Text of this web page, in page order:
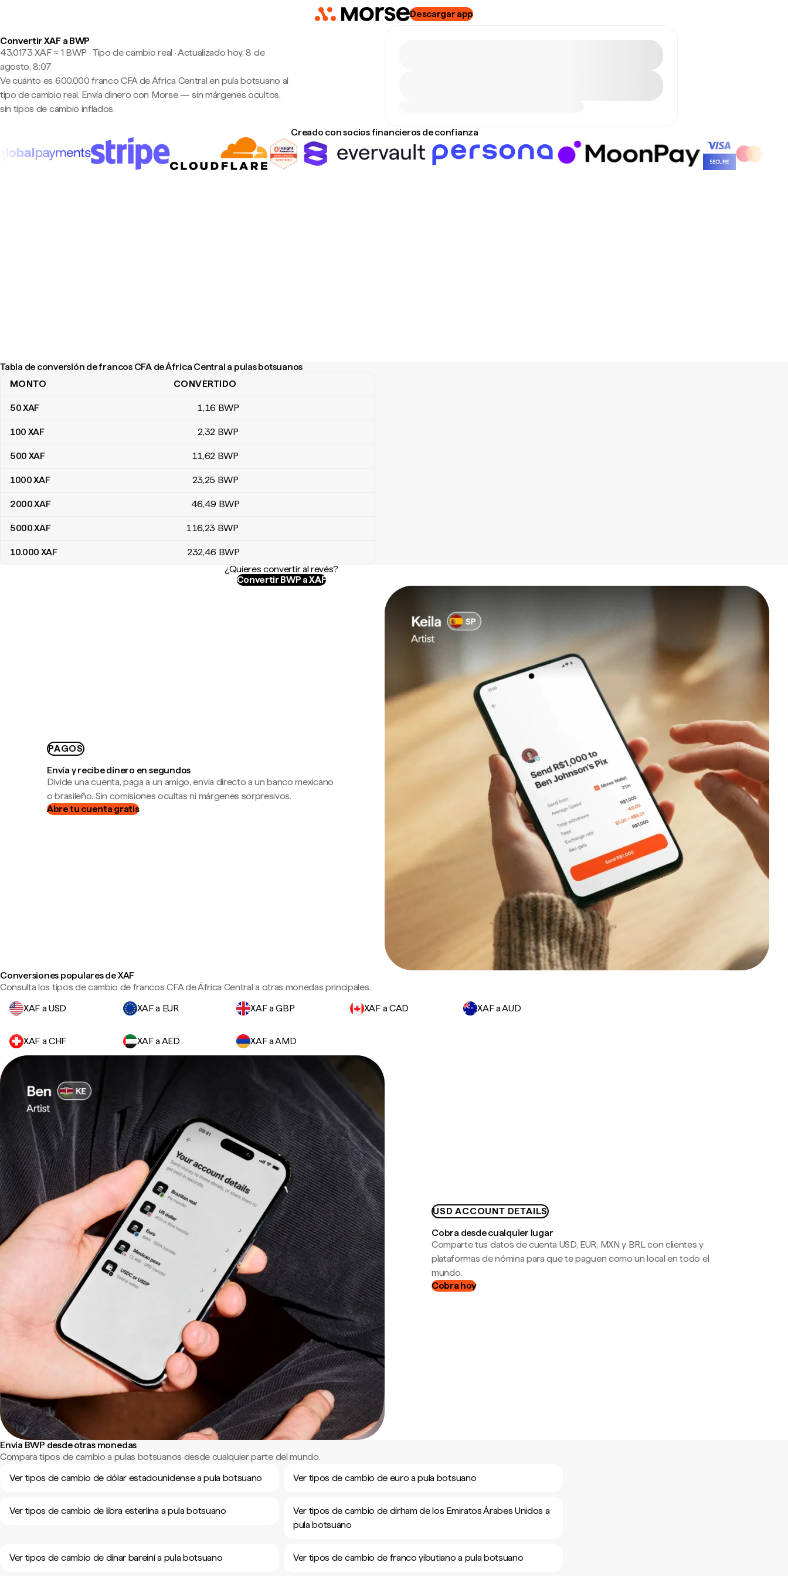
Descargar app
Convertir XAF a BWP
43,0173 XAF ≈ 1 BWP · Tipo de cambio real ·Actualizado hoy, 8 de
agosto, 8:07
Ve cuánto es 600.000 franco CFA de África Central en pula botsuano al
tipo de cambio real. Envía dinero con Morse — sin márgenes ocultos,
sin tipos de cambio inflados.
Creado con socios financieros de confianza
Tabla de conversión de francos CFA de África Central a pulas botsuanos
Tabla de conversión de francos CFA de África Central a pulas botsuanos
MONTO CONVERTIDO
50XAF 1,16 BWP
100 XAF 2,32 BWP
500 XAF 11,62 BWP
1000XAF 23,25 BWP
2000XAF 46,49 BWP
5000XAF 116,23 BWP
10.000 XAF 232,46 BWP
¿Quieres convertir al revés?
Convertir BWP a XAF
PAGOS
Envía y recibe dinero en segundos
Divide una cuenta, paga a un amigo, envía directo a un banco mexicano
o brasileño. Sin comisiones ocultas ni márgenes sorpresivos.
Abre tu cuenta gratis
Conversiones populares de XAF
Consulta los tipos de cambio de francos CFA de África Central a otras monedas principales.
XAF a USD
XAF a EUR XAF a GBP XAF a CAD XAF a AUD
XAF a CHF XAF a AED XAF a AMD
USD ACCOUNT DETAILS
Cobra desde cualquier lugar
Comparte tus datos de cuenta USD, EUR, MXN y BRL con clientes y
plataformas de nómina para que te paguen como un local en todo el
mundo.
Cobra hoy
Envía BWP desde otras monedas
Compara tipos de cambio a pulas botsuanos desde cualquier parte del mundo.
Ver tipos de cambio de dólar estadounidense a pula botsuano
Ver tipos de cambio de euro a pula botsuano
Ver tipos de cambio de libra esterlina a pula botsuano
Ver tipos de cambio de dírham de los Emiratos Árabes Unidos a
pula botsuano
Ver tipos de cambio de dinar bareiní a pula botsuano Ver tipos de cambio de franco yibutiano a pula botsuano